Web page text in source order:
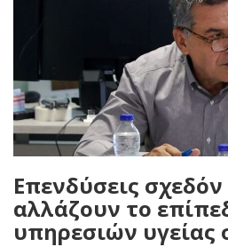
Επενδύσεις
αλλάζουν το
υπηρεσιών